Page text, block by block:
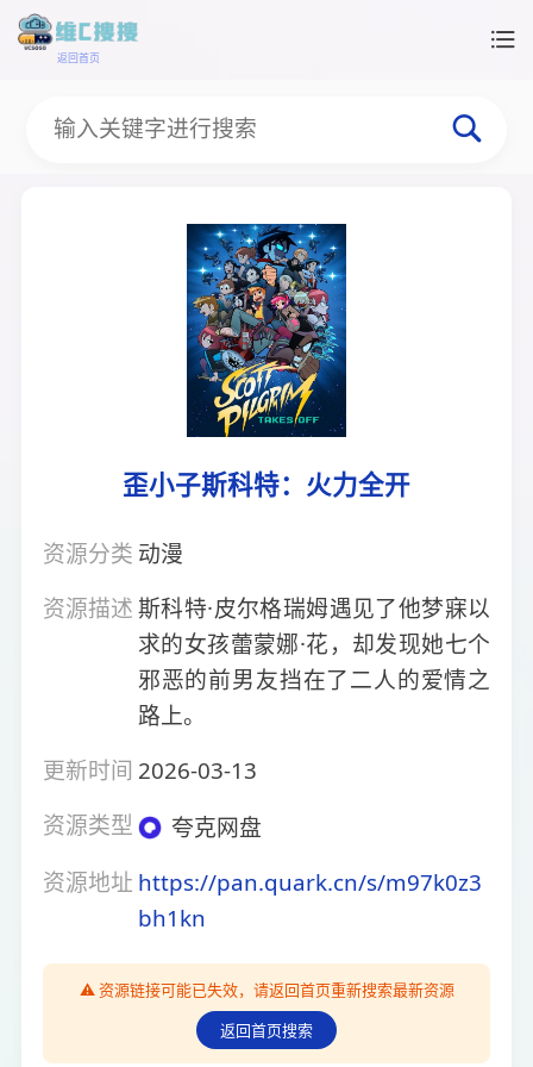
返回首页
歪小子斯科特：火力全开
资源分类 动漫
资源描述斯科特·皮尔格瑞姆遇见了他梦寐以
求的女孩蕾蒙娜·花，却发现她七个
邪恶的前男友挡在了二人的爱情之
路上。
更新时间 2026-03-13
资源类型
夸克网盘
资源地址 https://pan.quark.cn/s/m97k0z3
bh1kn
⚠️ 资源链接可能已失效，请返回首页重新搜索最新资源
返回首页搜索